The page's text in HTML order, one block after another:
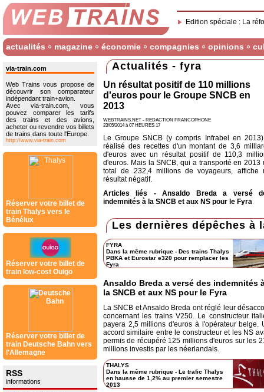
Edition spéciale : La
actualités magazine économie compagnies opinions
via-train.com
Web Trains vous propose de
découvrir son comparateur
indépendant train+avion.
Avec via-train.com, vous
pouvez comparer les tarifs
des trains et des avions,
acheter ou revendre vos billets
de trains dans toute l'Europe.
http://www.via-train.com
Réserver votre billet de
train Thalys vers le
Bénélux
Réserver votre billet de
train low-cost Ouigo
Réserver votre billet de
train Deutsche Bahn vers
l'Allemagne
RSS
informations
Actualités - fyra
Un résultat positif de 110 millions
d'euros pour le Groupe SNCB en
2013
WEBTRAINS.NET - REDACTION FRANCOPHONE
23/05/2014 à 07 HEURES 17
Le Groupe SNCB (y compris Infrabel en
réalisé des recettes d'un montant de 3,6
d'euros avec un résultat positif de 110,3
d'euros. Mais la SNCB, qui a transporté en 2013
total de 232,4 millions de voyageurs, affiche
résultat négatif.
Articles liés
-Ansaldo Breda a versé
indemnités à la SNCB et aux NS pour le Fyra
Les dernières dépêches à
FYRA
Dans la même rubrique - Des trains Thalys
PBKA et Eurostar e320 pour remplacer les
Fyra
Ansaldo Breda a versé des indemnités
la SNCB et aux NS pour le Fyra
La SNCB et Ansaldo Breda ont réglé leur
concernant les trains V250. Le constructeur
payera 2,5 millions d'euros à l'opérateur belge.
accord similaire entre le constructeur et les NS
permis de récupéré 125 millions d'euros sur les
millions investis par les néerlandais.
THALYS
Dans la même rubrique - Le trafic Thalys
en hausse de 1,2% au premier semestre
2013